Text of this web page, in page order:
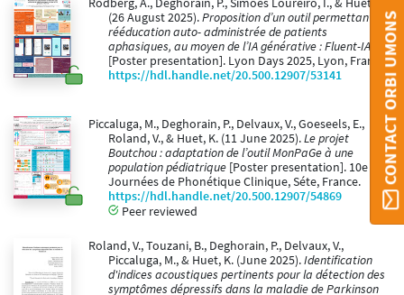
Rodberg, A., Deghorain, P., Simoes Loureiro, I., & Huet, K.
(26 August 2025).Proposition d’un outil permettant la
rééducation auto- administrée de patients
aphasiques, au moyen de l’IA générative : Fluent-IA
[Poster presentation]. Lyon Days 2025, Lyon, France.
https://hdl.handle.net/20.500.12907/53141
Piccaluga, M., Deghorain, P., Delvaux, V., Goeseels, E.,
Roland, V., & Huet, K. (11 June 2025).Le projet
Boutchou : adaptation de l’outil MonPaGe à une
population pédiatrique [Poster presentation]. 10e
Journées de Phonétique Clinique, Séte, France.
https://hdl.handle.net/20.500.12907/54869
Peer reviewed
Roland, V., Touzani, B., Deghorain, P., Delvaux, V.,
Piccaluga, M., & Huet, K. (June 2025).Identification
d'indices acoustiques pertinents pour la détection des
symptômes dépressifs dans la maladie de Parkinson
CONTACT ORBI UMONS